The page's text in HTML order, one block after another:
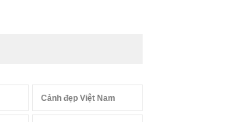
Cảnh đẹp Việt Nam